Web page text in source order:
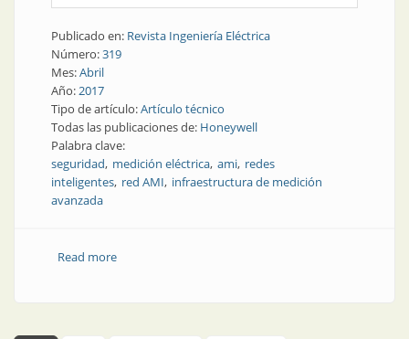
Publicado en: Revista Ingeniería Eléctrica
Número:319
Mes:Abril
Año:2017
Tipo de artículo:Artículo técnico
Todas las publicaciones de: Honeywell
Palabra clave:
seguridad medición eléctrica ami redes
inteligentes red AMI infraestructura de medición
avanzada
Read moreabout Mediciones eléctricas | Consideraciones de